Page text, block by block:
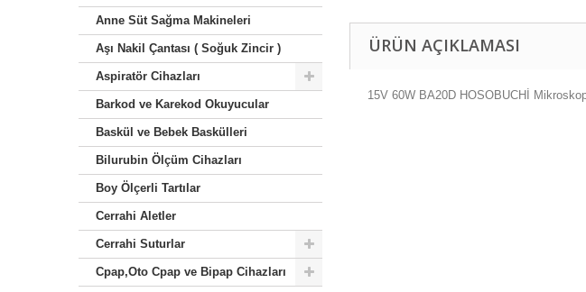
Anne Süt Sağma Makineleri
Aşı Nakil Çantası ( Soğuk Zincir )
Aspiratör Cihazları
Barkod ve Karekod Okuyucular
Baskül ve Bebek Baskülleri
Bilurubin Ölçüm Cihazları
Boy Ölçerli Tartılar
Cerrahi Aletler
Cerrahi Suturlar
Cpap,Oto Cpap ve Bipap Cihazları
ÜRÜN AÇIKLAMASI
15V 60W BA20D HOSOBUCHİ